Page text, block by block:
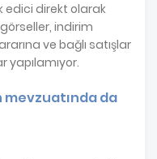
edici direkt olarak
indirim
ve bağlı satışlar
mevzuatında da